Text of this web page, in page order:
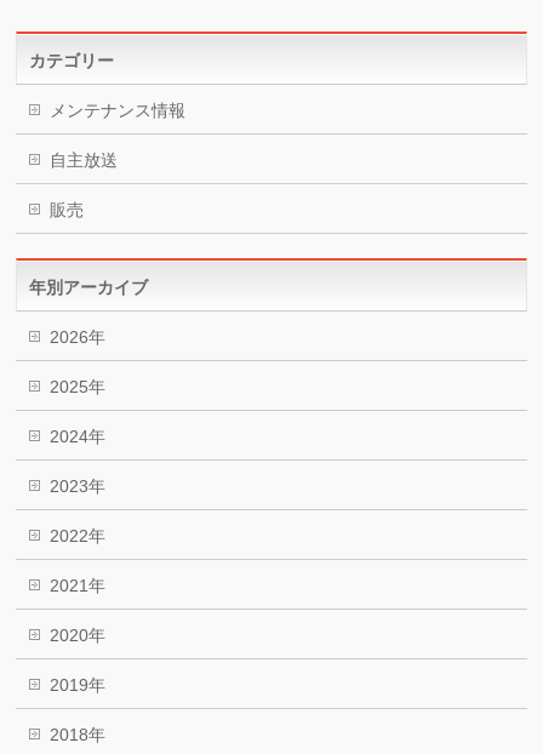
カテゴリー
メンテナンス情報
自主放送
販売
年別アーカイブ
2026年
2025年
2024年
2023年
2022年
2021年
2020年
2019年
2018年